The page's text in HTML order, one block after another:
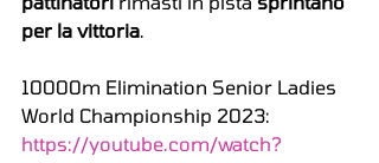
per la vittoria.
10000m Elimination Senior Ladies
World Championship 2023:
https://youtube.com/watch?